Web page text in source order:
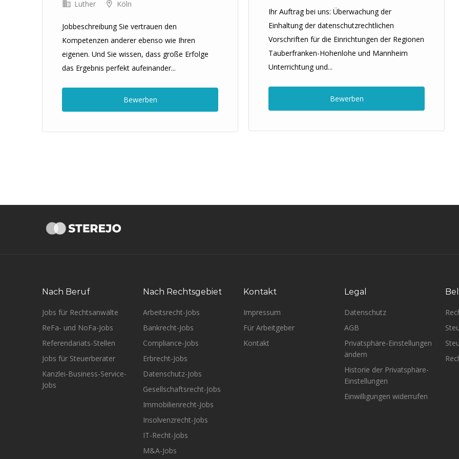
Luther Köln
Jobbeschreibung Sie vertrauen den
Kompetenzen anderer ebenso wie Ihren
eigenen. Und Sie wissen, dass große Erfolge
das Ergebnis perfekt aufeinander...
Bewerben
Ihr Auftrag bei uns: Überwachung der
Einhaltung der datenschutzrechtlichen
Vorschriften für die Einrichtungen der Regionen
Tauberfranken-Hohenlohe und Mannheim
Unterrichtung und...
Bewerben
Nach Beruf
Jobs für Rechtsanwälte
ReFa- und NoFa-Jobs
Referendariats-Stellen
Jobs für Steuerberater
Kanzlei-Business-Service-
Jobs
Nach Rechtsgebiet
Arbeitsrecht-Jobs
Bankrecht-Jobs
Compliance-Jobs
Erbrecht-Jobs
Datenschutz-Jobs
Gesellschaftsrecht-Jobs
Immobilienrecht-Jobs
Insolvenzrecht-Jobs
IT-Recht-Jobs
M&A-Jobs
Kontakt
Impressum
Für Arbeitgeber
Kontakt
Legal
Datenschutz
AGB
Privatsphäre-Einstellungen
ändern
Historie der Privatsphäre-
Einstellungen
Einwilligungen widerrufen